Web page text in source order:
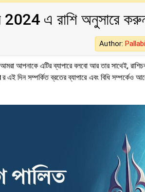
2024 এ রাশি অনুসারে
Author:
আপনাকে এটির ব্যাপারে বলবো আর তার সাথেই,
র এই দিন সম্পর্কিত ব্রতের ব্যাপারে এবং বিধি